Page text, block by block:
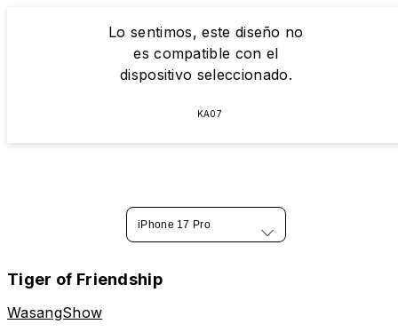
Lo sentimos, este diseño no
es compatible con el
dispositivo seleccionado.
KA07
iPhone 17 Pro
Tiger of Friendship
WasangShow